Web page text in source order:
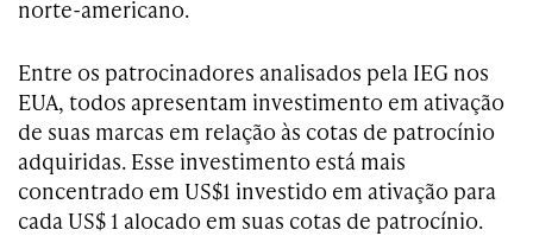
norte-americano.
Entre os patrocinadores analisados pela IEG nos
EUA, todos apresentam investimento em ativação
de suas marcas em relação às cotas de patrocínio
adquiridas. Esse investimento está mais
concentrado em US$1 investido em ativação para
cada US$ 1 alocado em suas cotas de patrocínio.